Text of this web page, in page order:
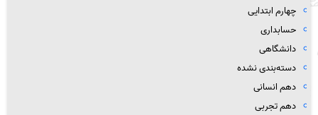
چهارم ابتدایی
حسابداری
دانشگاهی
دسته‌بندی نشده
دهم انسانی
دهم تجربی